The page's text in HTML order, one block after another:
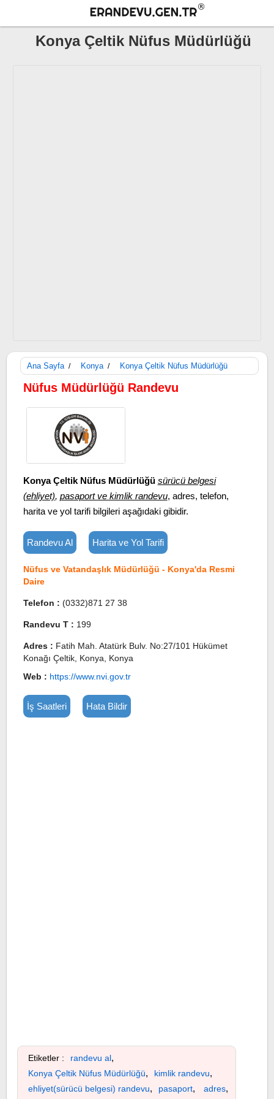
Konya Çeltik Nüfus Müdürlüğü
Ana Sayfa / Konya / Konya Çeltik Nüfus Müdürlüğü
Nüfus Müdürlüğü Randevu
Konya Çeltik Nüfus Müdürlüğü sürücü belgesi
(ehliyet), pasaport ve kimlik randevu, adres, telefon,
harita ve yol tarifi bilgileri aşağıdaki gibidir.
Randevu Al Harita ve Yol Tarifi
Nüfus ve Vatandaşlık Müdürlüğü - Konya'da Resmi
Daire
Telefon : (0332)871 27 38
Randevu T : 199
Adres : Fatih Mah. Atatürk Bulv. No:27/101 Hükümet
Konağı Çeltik, Konya, Konya
Web : https://www.nvi.gov.tr
İş Saatleri Hata Bildir
Etiketler : randevu al,
Konya Çeltik Nüfus Müdürlüğü, kimlik randevu,
ehliyet(sürücü belgesi) randevu, pasaport, adres,